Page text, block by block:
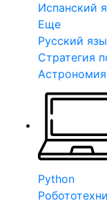
Испанский
Еще
Русский
Стратегия
Астрономия
Python